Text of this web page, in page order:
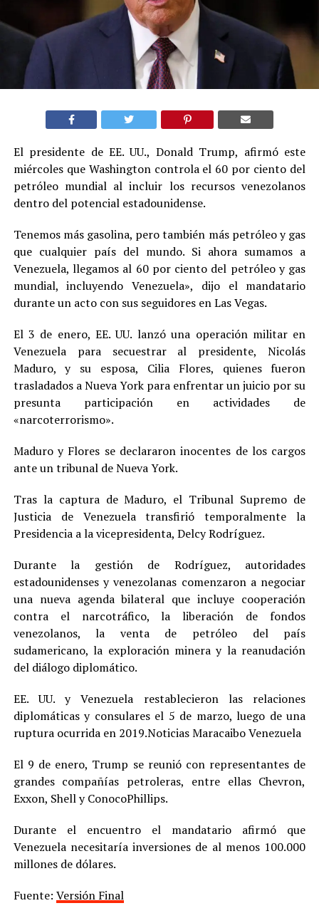
El presidente de EE. UU., Donald Trump, afirmó este
miércoles que Washington controla el 60 por ciento del
petróleo mundial al incluir los recursos venezolanos
dentro del potencial estadounidense.
Tenemos más gasolina, pero también más petróleo y gas
que cualquier país del mundo. Si ahora sumamos a
Venezuela, llegamos al 60 por ciento del petróleo y gas
mundial, incluyendo Venezuela», dijo el mandatario
durante un acto con sus seguidores en Las Vegas.
El 3 de enero, EE. UU. lanzó una operación militar en
Venezuela para secuestrar al presidente, Nicolás
Maduro, y su esposa, Cilia Flores, quienes fueron
trasladados a Nueva York para enfrentar un juicio por su
presunta participación en actividades de
«narcoterrorismo».
Maduro y Flores se declararon inocentes de los cargos
ante un tribunal de Nueva York.
Tras la captura de Maduro, el Tribunal Supremo de
Justicia de Venezuela transfirió temporalmente la
Presidencia a la vicepresidenta, Delcy Rodríguez.
Durante la gestión de Rodríguez, autoridades
estadounidenses y venezolanas comenzaron a negociar
una nueva agenda bilateral que incluye cooperación
contra el narcotráfico, la liberación de fondos
venezolanos, la venta de petróleo del país
sudamericano, la exploración minera y la reanudación
del diálogo diplomático.
EE. UU. y Venezuela restablecieron las relaciones
diplomáticas y consulares el 5 de marzo, luego de una
ruptura ocurrida en 2019.Noticias Maracaibo Venezuela
El 9 de enero, Trump se reunió con representantes de
grandes compañías petroleras, entre ellas Chevron,
Exxon, Shell y ConocoPhillips.
Durante el encuentro el mandatario afirmó que
Venezuela necesitaría inversiones de al menos 100.000
millones de dólares.
Fuente: Versión Final